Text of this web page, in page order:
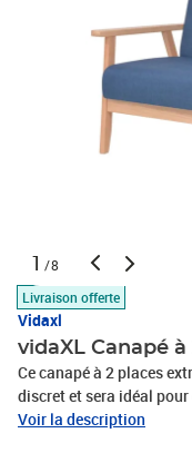
1 /8
Livraison offerte
Vidaxl
vidaXL Canapé
Ce canapé à 2 places
discret et sera idéal
juste pour vous
Voir la description